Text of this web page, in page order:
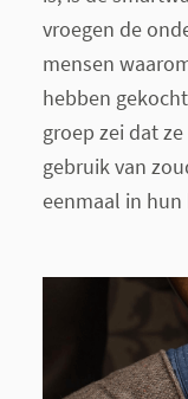
vroegen de
mensen
hebben
groep zei dat
gebruik van
eenmaal in